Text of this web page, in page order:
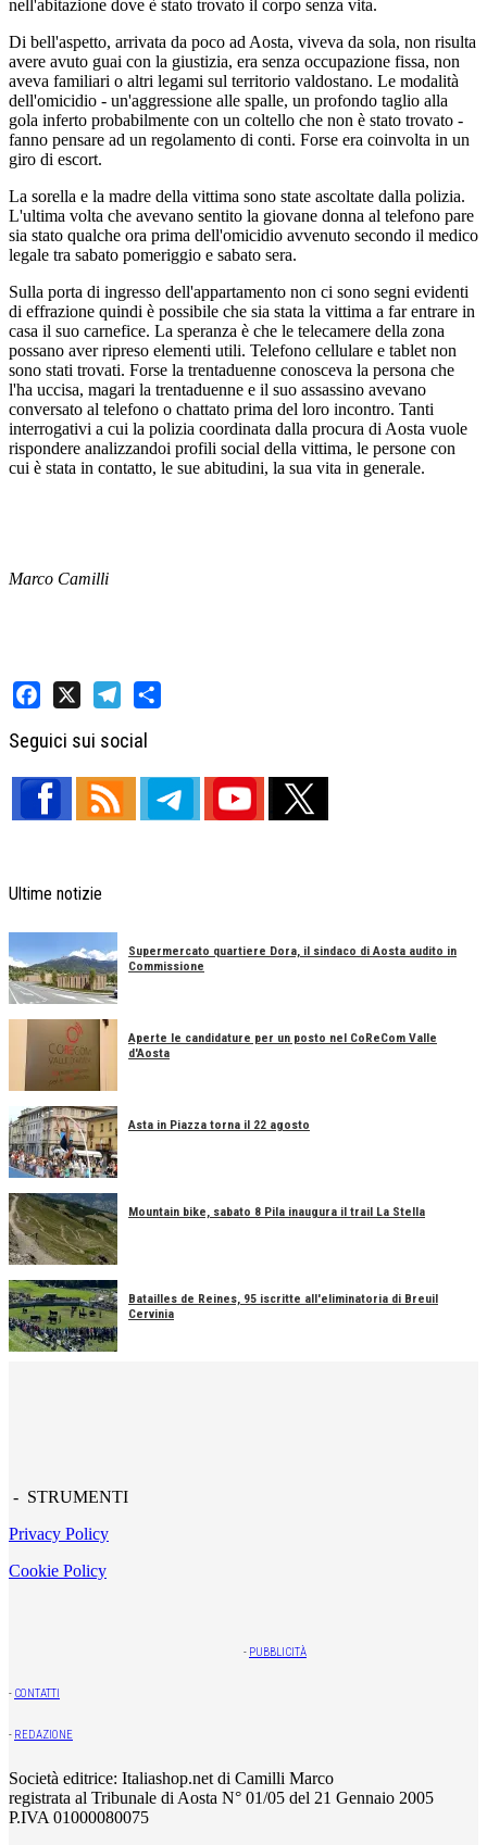
nell'abitazione dove è stato trovato il corpo senza vita.
Di bell'aspetto, arrivata da poco ad Aosta, viveva da sola, non risulta
avere avuto guai con la giustizia, era senza occupazione fissa, non
aveva familiari o altri legami sul territorio valdostano. Le modalità
dell'omicidio - un'aggressione alle spalle, un profondo taglio alla
gola inferto probabilmente con un coltello che non è stato trovato -
fanno pensare ad un regolamento di conti. Forse era coinvolta in un
giro di escort.
La sorella e la madre della vittima sono state ascoltate dalla polizia.
L'ultima volta che avevano sentito la giovane donna al telefono pare
sia stato qualche ora prima dell'omicidio avvenuto secondo il medico
legale tra sabato pomeriggio e sabato sera.
Sulla porta di ingresso dell'appartamento non ci sono segni evidenti
di effrazione quindi è possibile che sia stata la vittima a far entrare in
casa il suo carnefice. La speranza è che le telecamere della zona
possano aver ripreso elementi utili. Telefono cellulare e tablet non
sono stati trovati. Forse la trentaduenne conosceva la persona che
l'ha uccisa, magari la trentaduenne e il suo assassino avevano
conversato al telefono o chattato prima del loro incontro. Tanti
interrogativi a cui la polizia coordinata dalla procura di Aosta vuole
rispondere analizzandoi profili social della vittima, le persone con
cui è stata in contatto, le sue abitudini, la sua vita in generale.
Marco Camilli
Seguici sui social
Ultime notizie
Supermercato quartiere Dora, il sindaco di Aosta audito in
Commissione
Aperte le candidature per un posto nel CoReCom Valle
d'Aosta
Asta in Piazza torna il 22 agosto
Mountain bike, sabato 8 Pila inaugura il trail La Stella
Batailles de Reines, 95 iscritte all'eliminatoria di Breuil
Cervinia
- STRUMENTI
Privacy Policy
Cookie Policy
- PUBBLICITÀ
- CONTATTI
- REDAZIONE
Società editrice: Italiashop.net di Camilli Marco
registrata al Tribunale di Aosta N° 01/05 del 21 Gennaio 2005
P.IVA 01000080075